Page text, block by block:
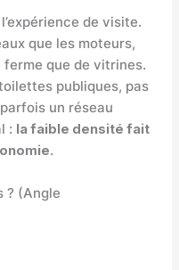
de visite.
que les moteurs,
que de vitrines.
publiques, pas
un réseau
: la faible densité fait
.
? (Angle